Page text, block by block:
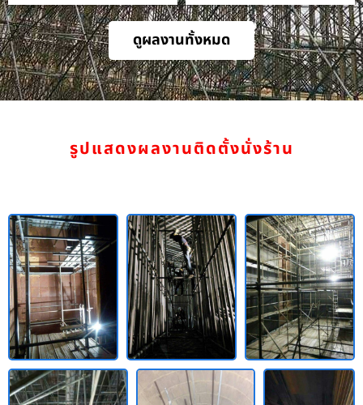
ดูผลงานทั้งหมด
รูปแสดงผลงานติดตั้งนั่งร้าน